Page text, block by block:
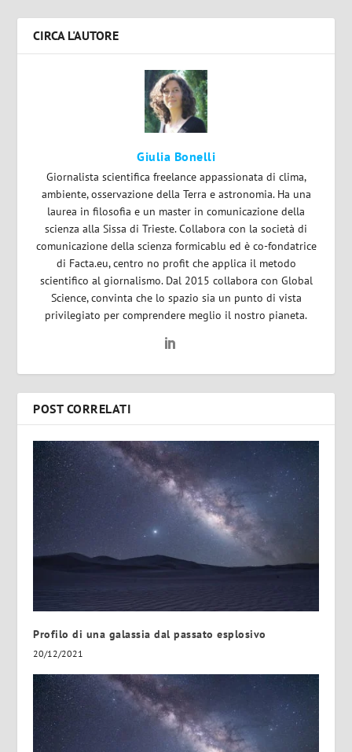
CIRCA L'AUTORE
Giulia Bonelli
Giornalista scientifica freelance appassionata di clima,
ambiente, osservazione della Terra e astronomia. Ha una
laurea in filosofia e un master in comunicazione della
scienza alla Sissa di Trieste. Collabora con la società di
comunicazione della scienza formicablu ed è co-fondatrice
di Facta.eu, centro no profit che applica il metodo
scientifico al giornalismo. Dal 2015 collabora con Global
Science, convinta che lo spazio sia un punto di vista
privilegiato per comprendere meglio il nostro pianeta.
POST CORRELATI
Profilo di una galassia dal passato esplosivo
20/12/2021